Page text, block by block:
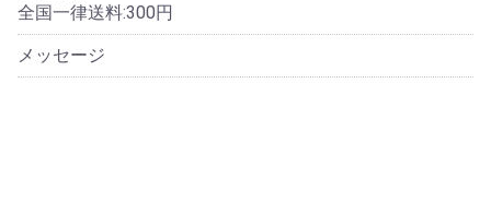
全国一律送料:300円
メッセージ